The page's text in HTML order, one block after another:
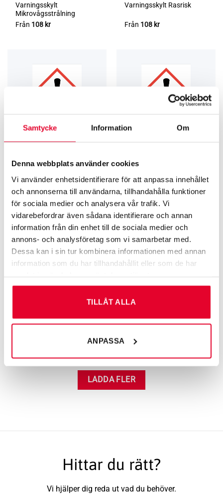
Samtycke Information Om
Denna webbplats använder cookies
Vi använder enhetsidentifierare för att anpassa innehållet
och annonserna till användarna, tillhandahålla funktioner
för sociala medier och analysera vår trafik. Vi
vidarebefordrar även sådana identifierare och annan
information från din enhet till de sociala medier och
annons- och analysföretag som vi samarbetar med.
Dessa kan i sin tur kombinera informationen med annan
information som du har tillhandahållit eller som de har
TILLÅT ALLA
ANPASSA
Varningsskylt
Mikrovågsstrålning
Från 108 kr
Varningsskylt Rasrisk
Från 108 kr
Varningsskylt Skadlig
Från108kr
Varningsskylt Skadliga
Från108kr
Varningsskylt Varning för
Varningsskylt Varning för
Från
LADDA FLER
Hittar du rätt?
Vi hjälper dig reda ut vad du behöver.